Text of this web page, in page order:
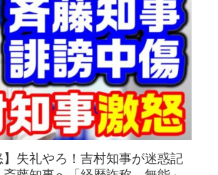
】失礼やろ！吉村知事が迷惑記